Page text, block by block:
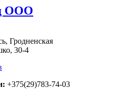
ООО
Гродненская
30-4
+375(29)783-74-03